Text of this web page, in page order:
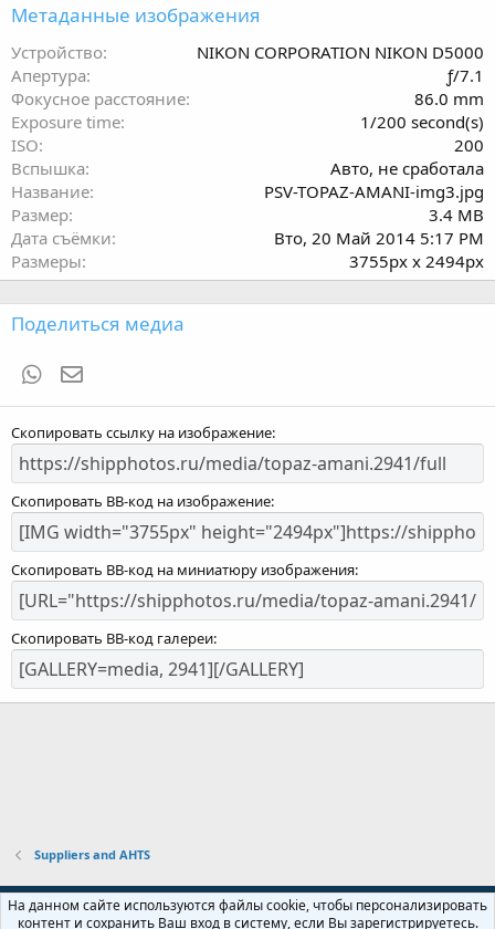
Метаданные изображения
Устройство
NIKON CORPORATION NIKON D5000
Апертура
ƒ/7.1
Фокусное расстояние
86.0 mm
Exposure time
1/200 second(s)
ISO
200
Вспышка
Авто, не сработала
Название
PSV-TOPAZ-AMANI-img3.jpg
Размер
3.4 MB
Дата съёмки
Вто, 20 Май 2014 5:17 PM
Размеры
3755px x 2494px
Поделиться медиа
WhatsApp
Скопировать ссылку на изображение
Скопировать BB-код на изображение
Скопировать BB-код на миниатюру изображения
Скопировать BB-код галереи
Suppliers and AHTS
Russian (RU)
На данном сайте используются файлы cookie, чтобы персонализировать
контент и сохранить Ваш вход в систему, если Вы зарегистрируетесь.